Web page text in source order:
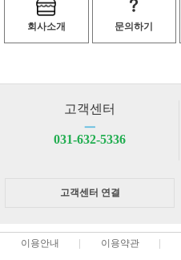
회사소개 문의하기
고객센터
ㅡ
031-632-5336
고객센터 연결
이용안내 이용약관